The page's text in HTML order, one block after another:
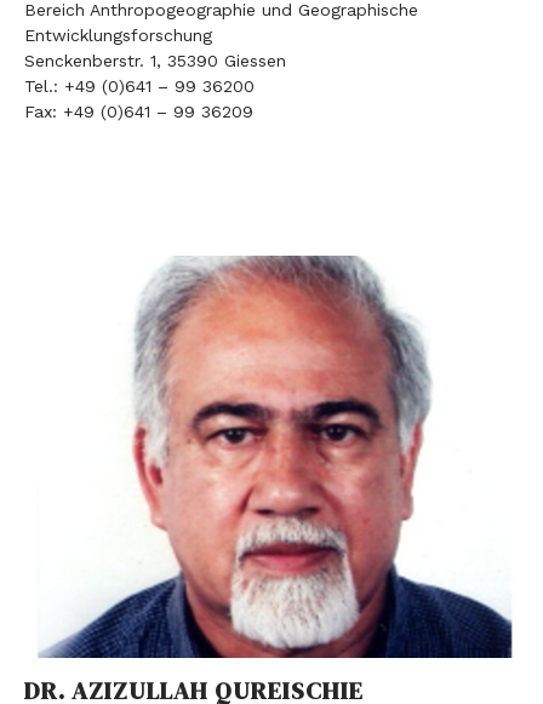
Bereich Anthropogeographie und Geographische
Entwicklungsforschung
Senckenberstr. 1, 35390 Giessen
Tel.: +49 (0)641 – 99 36200
Fax: +49 (0)641 – 99 36209
DR. AZIZULLAH QUREISCHIE